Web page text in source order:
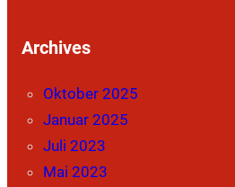
Archives
Oktober 2025
Januar 2025
Juli 2023
Mai 2023